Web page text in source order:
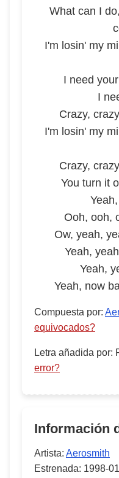
What can I
I'm losin' my
I need
I
Crazy,
I'm losin' my
Crazy,
You turn it
Ooh, ooh,
Ow, yeah,
Yeah,
Yeah,
Yeah, now
Compuesta por:
equivocados?
Letra añadida por:
error?
Información
Artista: Aerosmith
Estrenada: 1998-